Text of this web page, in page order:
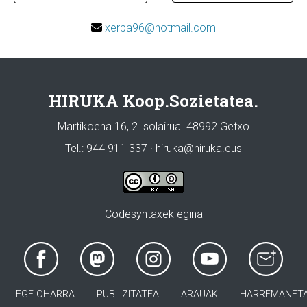
xerpa96@hotmail.com
HIRUKA Koop.Sozietatea.
Martikoena 16, 2. solairua. 48992 Getxo
Tel.: 944 911 337 · hiruka@hiruka.eus
Codesyntaxek egina
LEGE OHARRA PUBLIZITATEA ARAUAK